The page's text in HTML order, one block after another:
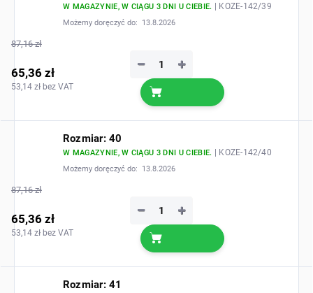
W MAGAZYNIE, W CIĄGU 3 DNI U CIEBIE. | KOZE-142/39
Możemy doręczyć do: 13.8.2026
87,16 zł
65,36 zł
53,14 zł bez VAT
+
−
Rozmiar: 40
W MAGAZYNIE, W CIĄGU 3 DNI U CIEBIE. | KOZE-142/40
Możemy doręczyć do: 13.8.2026
87,16 zł
65,36 zł
53,14 zł bez VAT
+
−
Rozmiar: 41